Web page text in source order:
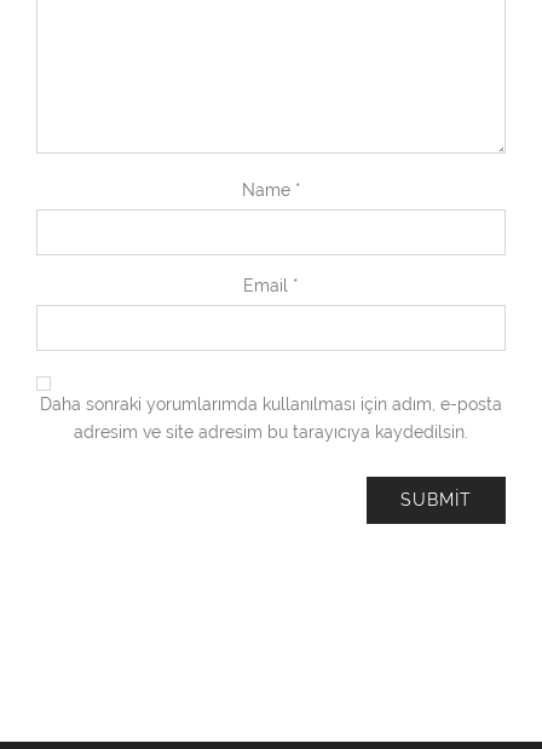
Name *
Email *
Daha sonraki yorumlarımda kullanılması için adım, e-posta
adresim ve site adresim bu tarayıcıya kaydedilsin.